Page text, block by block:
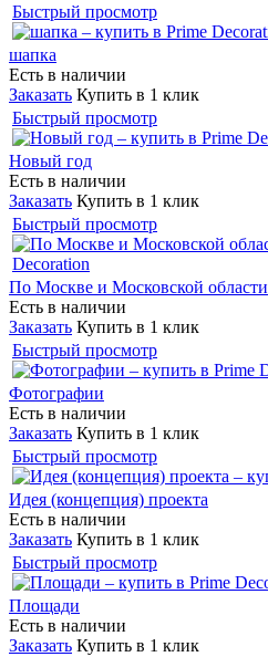
Быстрый просмотр
шапка
Есть в наличии
Заказать Купить в 1 клик
Быстрый просмотр
Новый год
Есть в наличии
Заказать Купить в 1 клик
Быстрый просмотр
По Москве и Московской области
Есть в наличии
Заказать Купить в 1 клик
Быстрый просмотр
Фотографии
Есть в наличии
Заказать Купить в 1 клик
Быстрый просмотр
Идея (концепция) проекта
Есть в наличии
Заказать Купить в 1 клик
Быстрый просмотр
Площади
Есть в наличии
Заказать Купить в 1 клик